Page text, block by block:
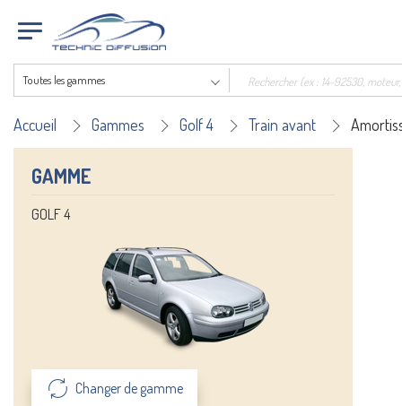
Toutes les gammes
Accueil Gammes Golf 4 Train avant
GAMME
GOLF 4
Changer de gamme